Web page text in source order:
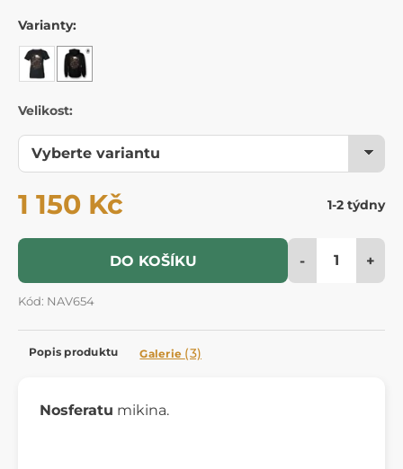
Varianty:
Velikost:
1 150 Kč 1-2 týdny
DO KOŠÍKU - +
Kód: NAV654
Popis produktu Galerie (3)
Nosferatu mikina.